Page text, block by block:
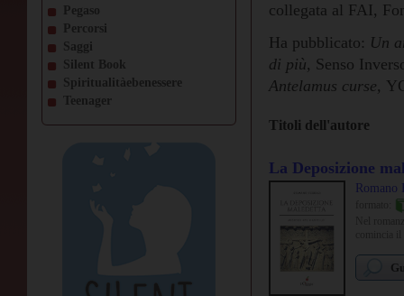
Pegaso
Percorsi
Saggi
Silent Book
Spiritualitàebenessere
Teenager
collegata al FAI,
Ha pubblicato: Un
di più, Senso
Antelamus curse,
Titoli dell'autore
La Deposizione
Romano